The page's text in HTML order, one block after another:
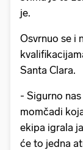
je.
Osvrnuo se i
Santa Clara.
- Sigurno
momčadi
ekipa igrala
će to jedna